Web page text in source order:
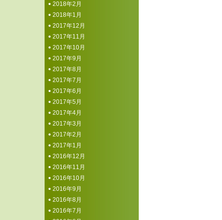
2018年2月
2018年1月
2017年12月
2017年11月
2017年10月
2017年9月
2017年8月
2017年7月
2017年6月
2017年5月
2017年4月
2017年3月
2017年2月
2017年1月
2016年12月
2016年11月
2016年10月
2016年9月
2016年8月
2016年7月